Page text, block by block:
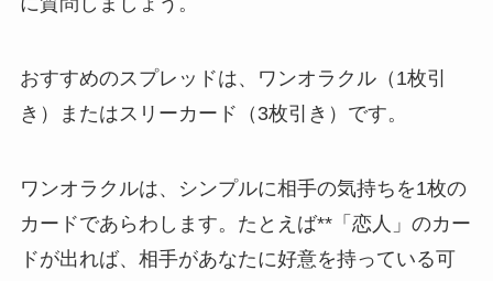
おすすめのスプレッドは、ワンオラクル（1枚引
き）またはスリーカード（3枚引き）です。
ワンオラクルは、シンプルに相手の気持ちを1枚の
カードであらわします。たとえば**「恋人」のカー
ドが出れば、相手があなたに好意を持っている可